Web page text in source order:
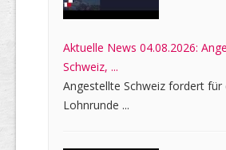
Aktuelle News 04.08.2026:
Schweiz, ...
Angestellte Schweiz fordert für
Lohnrunde ...